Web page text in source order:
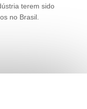
terem sido
no Brasil.